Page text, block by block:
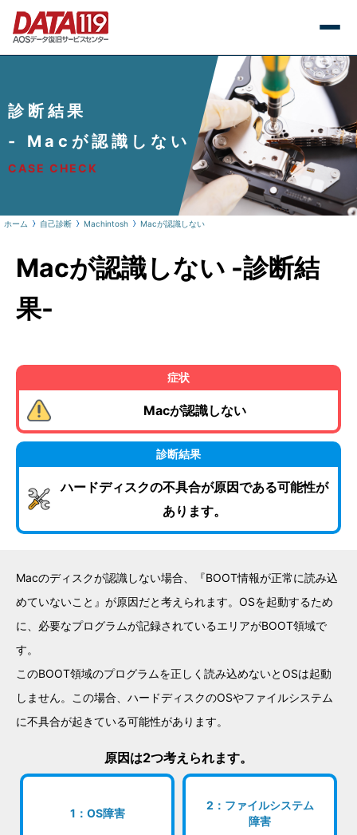
診断結果
- Macが認識しない
CASE CHECK
ホーム 自己診断 Machintosh Macが認識しない
Macが認識しない -診断結
果-
症状
Macが認識しない
診断結果
ハードディスクの不具合が原因である可能性が
あります。
Macのディスクが認識しない場合、『BOOT情報が正常に読み込
めていないこと』が原因だと考えられます。OSを起動するため
に、必要なプログラムが記録されているエリアがBOOT領域で
す。
このBOOT領域のプログラムを正しく読み込めないとOSは起動
しません。この場合、ハードディスクのOSやファイルシステム
に不具合が起きている可能性があります。
原因は2つ考えられます。
1：OS障害
2：ファイルシステム
障害